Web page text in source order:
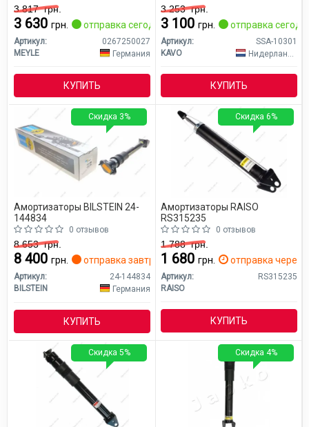
3 817грн.
3 630 грн. отправка сегодня
Артикул:
0267250027
MEYLE
Германия
КУПИТЬ
3 253грн.
3 100 грн. отправка
Артикул:
SSA-10301
KAVO
Нидерланды
КУПИТЬ
Амортизаторы BILSTEIN 24-
144834
0 отзывов
8 653грн.
8 400 грн. отправка завтра
Артикул:
24-144834
BILSTEIN
Германия
КУПИТЬ
Скидка 3%
Амортизаторы RAISO
RS315235
0 отзывов
1 788грн.
1 680 грн. отправка через
Артикул:
RS315235
RAISO
КУПИТЬ
Скидка 6%
Скидка 5% Скидка 4%